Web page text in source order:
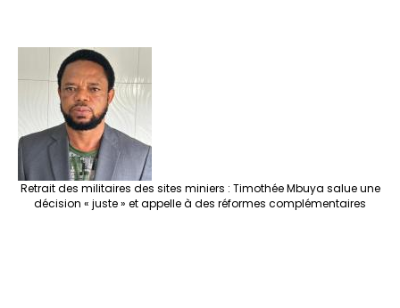
Retrait des militaires des sites miniers : Timothée Mbuya salue une
décision « juste » et appelle à des réformes complémentaires